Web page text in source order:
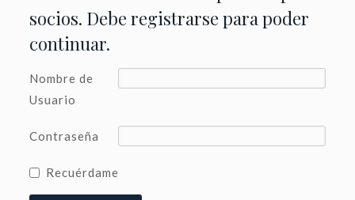
socios. Debe registrarse para poder
continuar.
Nombre de
Usuario
Contraseña
Recuérdame